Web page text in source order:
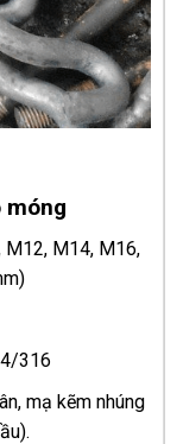
móng
M14, M16,
316
mạ kẽm nhúng